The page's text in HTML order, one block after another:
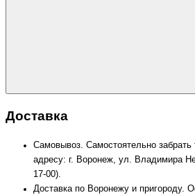
Доставка
Самовывоз. Самостоятельно
адресу: г. Воронеж, ул. Владимира
17-00).
Доставка по Воронежу и пригороду.